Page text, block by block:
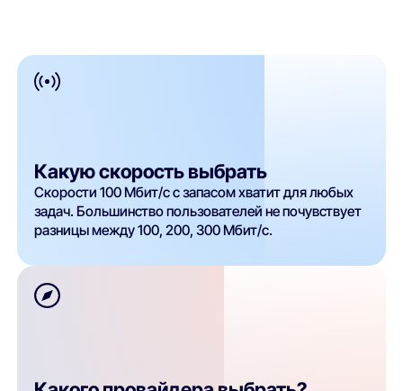
Какую скорость выбрать
Скорости 100 Мбит/с с запасом хватит для любых
задач. Большинство пользователей не почувствует
разницы между 100, 200, 300 Мбит/с.